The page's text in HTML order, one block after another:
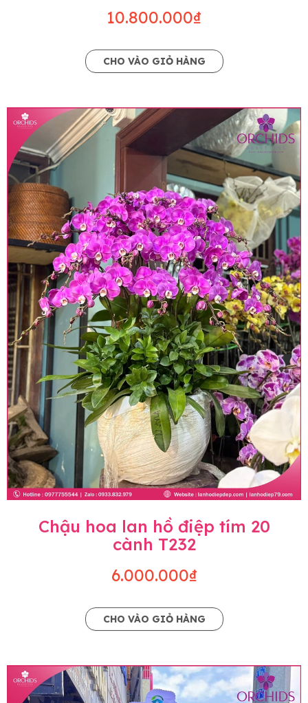
10.800.000₫
CHO VÀO GIỎ HÀNG
Chậu hoa lan hồ điệp tím 20
cành T232
6.000.000₫
CHO VÀO GIỎ HÀNG